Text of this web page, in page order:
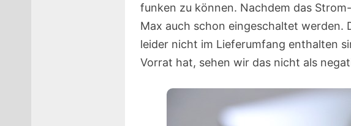
funken zu können. Nachdem das
Max auch schon eingeschaltet werden.
leider nicht im Lieferumfang enthalten
Vorrat hat, sehen wir das nicht als